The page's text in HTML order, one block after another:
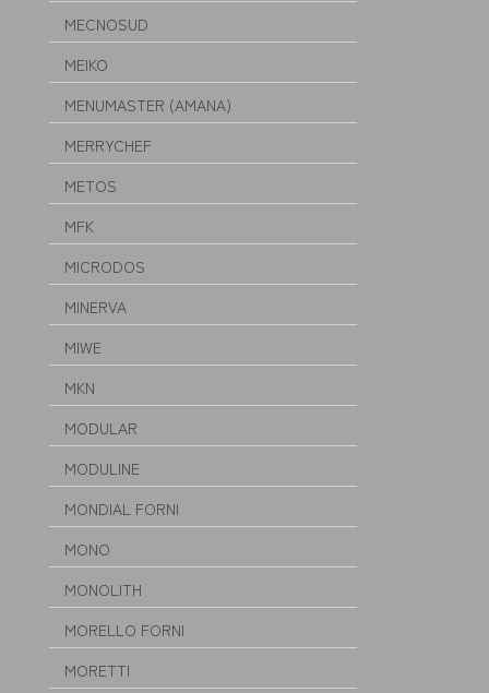
MECNOSUD
MEIKO
MENUMASTER (AMANA)
MERRYCHEF
METOS
MFK
MICRODOS
MINERVA
MIWE
MKN
MODULAR
MODULINE
MONDIAL FORNI
MONO
MONOLITH
MORELLO FORNI
MORETTI